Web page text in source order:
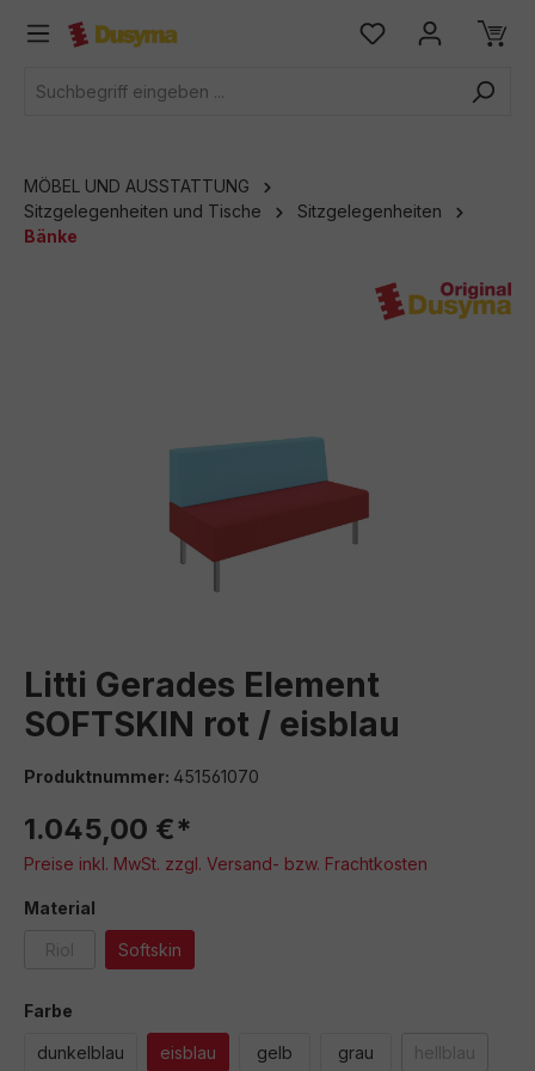
springen
MÖBEL UND AUSSTATTUNG
Sitzgelegenheiten und Tische
Sitzgelegenheiten
Bänke
Litti Gerades Element
SOFTSKIN rot / eisblau
Produktnummer: 451561070
1.045,00 €*
Preise inkl. MwSt. zzgl. Versand- bzw. Frachtkosten
Material
Riol(Diese Option ist zurzeit nicht verfügbar.)
Softskin
Farbe
dunkelblau eisblau gelb grau hellblau
(Diese